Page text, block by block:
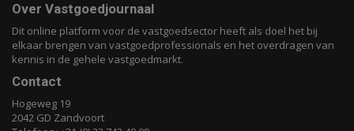
Over Vastgoedjournaal
Dit online platform voor de vastgoedsector heeft als doel het bij
elkaar brengen van vastgoedprofessionals en het overdragen van
kennis in de gehele vastgoedmarkt.
Contact
Hogeweg 19
2042 GD Zandvoort